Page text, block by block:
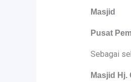
Masjid
Pusat
Sebagai
Masjid Hj.